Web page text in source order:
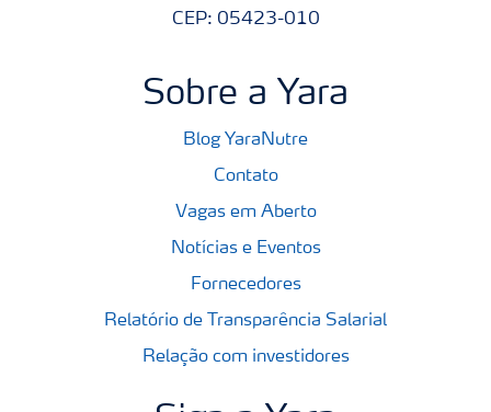
CEP: 05423-010
Sobre a Yara
Blog YaraNutre
Contato
Vagas em Aberto
Notícias e Eventos
Fornecedores
Relatório de Transparência Salarial
Relação com investidores